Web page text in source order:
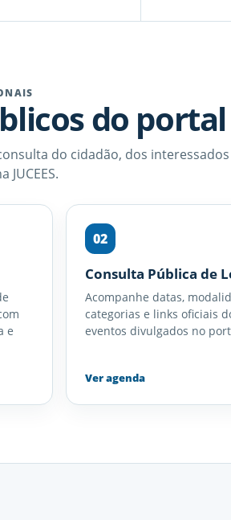
do
do cidadão, dos
e
02
Consulta Pública de
Acompanhe datas,
categorias e links oficiais
eventos divulgados no
Ver agenda